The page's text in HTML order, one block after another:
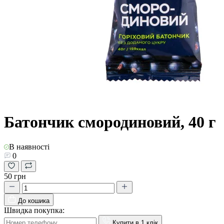
Батончик смородиновий, 40 г
В наявності
0
50 грн
До кошика
Швидка покупка: